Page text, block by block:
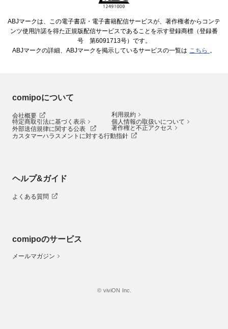
ABJマークは、この電子書店・電子書籍配信サービスが、著作権者からコンテ
ンツ使用許諾を得た正規版配信サービスであることを示す登録商標（登録番
号 第6091713号）です。
ABJマークの詳細、ABJマークを掲示しているサービスの一覧は こちら 。
comipoについて
会社概要
利用規約
特定商取引法に基づく表示
個人情報の取扱いについて
外部送信規律に関する公表
著作権と不正アクセス
カスタマーハラスメントに対する行動指針
ヘルプ&ガイド
よくある質問
comipoのサービス
メールマガジン
© viviON Inc.